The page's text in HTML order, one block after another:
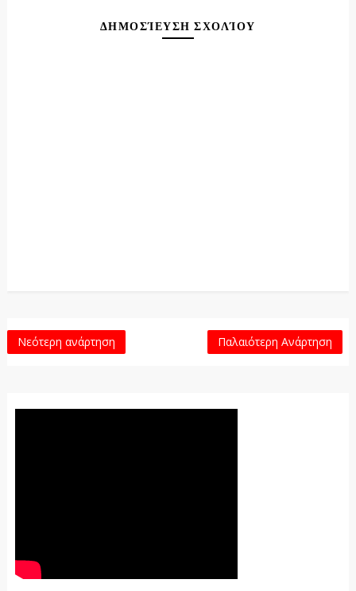
ΔΗΜΟΣΊΕΥΣΗ ΣΧΟΛΊΟΥ
Νεότερη ανάρτηση Παλαιότερη Ανάρτηση